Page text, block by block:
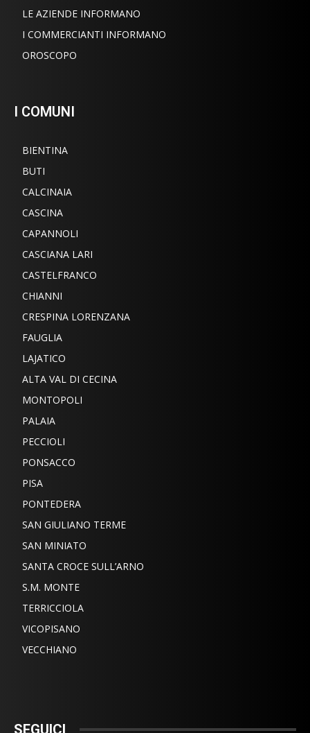
LE AZIENDE INFORMANO
I COMMERCIANTI INFORMANO
OROSCOPO
I COMUNI
BIENTINA
BUTI
CALCINAIA
CASCINA
CAPANNOLI
CASCIANA LARI
CASTELFRANCO
CHIANNI
CRESPINA LORENZANA
FAUGLIA
LAJATICO
ALTA VAL DI CECINA
MONTOPOLI
PALAIA
PECCIOLI
PONSACCO
PISA
PONTEDERA
SAN GIULIANO TERME
SAN MINIATO
SANTA CROCE SULL’ARNO
S.M. MONTE
TERRICCIOLA
VICOPISANO
VECCHIANO
SEGUICI